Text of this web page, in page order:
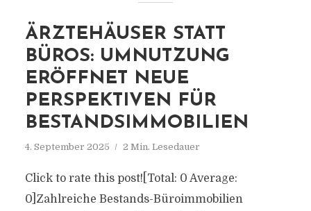
ÄRZTEHÄUSER STATT
BÜROS: UMNUTZUNG
ERÖFFNET NEUE
PERSPEKTIVEN FÜR
BESTANDSIMMOBILIEN
4. September 2025 2 Min. Lesedauer
Click to rate this post![Total: 0 Average:
0]Zahlreiche Bestands-Büroimmobilien